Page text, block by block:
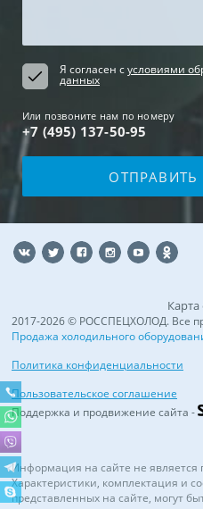
Я согласен сусловиями
данных
Или позвоните нам по номеру
+7 (495) 137-50-95
2017-2026 © РОССПЕЦХОЛОД. Все
Продажа холодильного
Политика конфиденциальности
Пользовательское соглашение
Карта
Поддержка и продвижение сайта -
Информация на сайте не является
Характеристики, комплектация и
представленных на сайте, могут